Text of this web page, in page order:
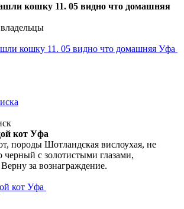
кошку 11. 05 видно что домашняя
кошку 11. 05 видно что домашняя Уфа
кот Уфа
породы Шотландская вислоухая, не
черный с золотистыми глазами,
за вознаграждение.
кот Уфа